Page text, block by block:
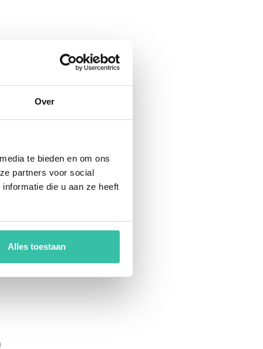
Over
te bieden en om ons
partners voor social
die u aan ze heeft
Alles toestaan